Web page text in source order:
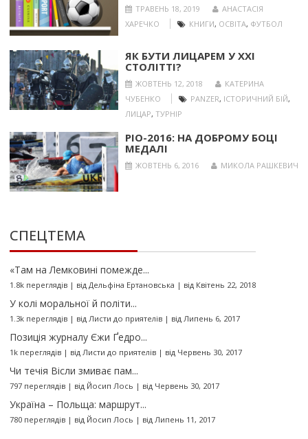
ТРАВЕНЬ 18, 2019
АНАСТАСІЯ
ХАРЕЧКО
КНИГИ, ОСВІТА, ФУТБОЛ
ЯК БУТИ ЛИЦАРЕМ У ХХІ
СТОЛІТТІ?
ЖОВТЕНЬ 12, 2018
КАТЕРИНА
ЧУБЕНКО
PANZER, ІСТОРИЧНИЙ БІЙ,
ЛИЦАР, ТУРНІР
РІО-2016: НА ДОБРОМУ БОЦІ
МЕДАЛІ
ЖОВТЕНЬ 6, 2016 МИКОЛА РАШКЕВИЧ
СПЕЦТЕМА
«Там на Лемковині помежде...
1.8k переглядів| від Дельфіна Ертановська | від Квітень 22, 2018
У колі моральної й політи...
1.3k переглядів| від Листи до приятелів| від Липень 6, 2017
Позиція журналу Єжи Ґедро...
1k переглядів| від Листи до приятелів| від Червень 30, 2017
Чи течія Вісли змиває пам...
797 переглядів| від Йосип Лось | від Червень 30, 2017
Україна – Польща: маршрут...
780 переглядів| від Йосип Лось | від Липень 11, 2017